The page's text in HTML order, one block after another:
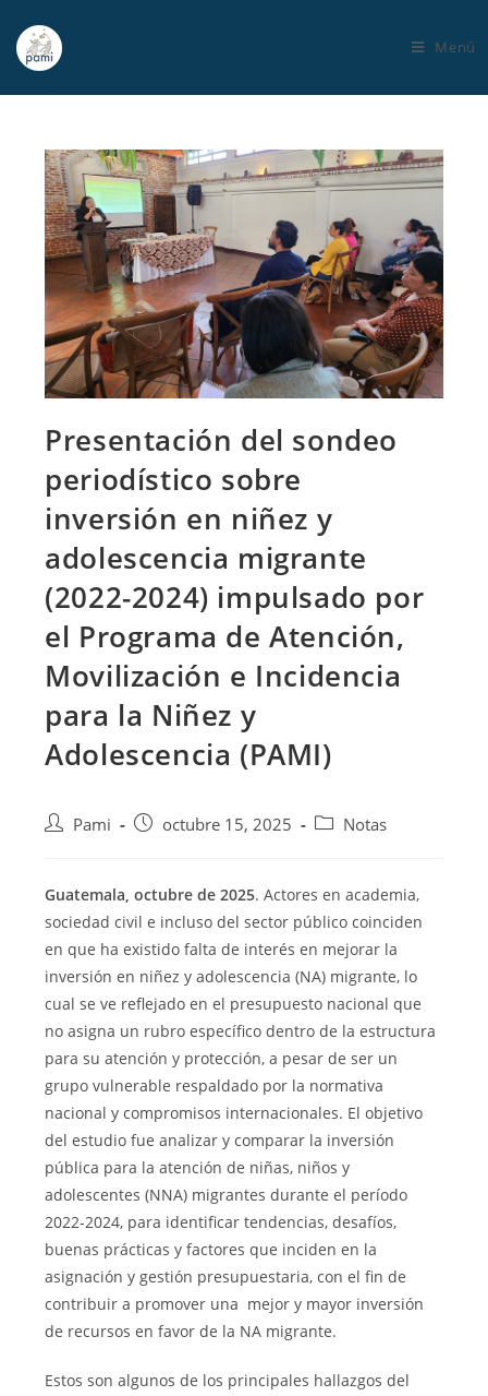
Menú
Presentación del sondeo
periodístico sobre
inversión en niñez y
adolescencia migrante
(2022-2024) impulsado por
el Programa de Atención,
Movilización e Incidencia
para la Niñez y
Adolescencia (PAMI)
Pami octubre 15, 2025 Notas
Guatemala, octubre de 2025. Actores en academia,
sociedad civil e incluso del sector público coinciden
en que ha existido falta de interés en mejorar la
inversión en niñez y adolescencia (NA) migrante, lo
cual se ve reflejado en el presupuesto nacional que
no asigna un rubro específico dentro de la estructura
para su atención y protección, a pesar de ser un
grupo vulnerable respaldado por la normativa
nacional y compromisos internacionales. El objetivo
del estudio fue analizar y comparar la inversión
pública para la atención de niñas, niños y
adolescentes (NNA) migrantes durante el período
2022-2024, para identificar tendencias, desafíos,
buenas prácticas y factores que inciden en la
asignación y gestión presupuestaria, con el fin de
contribuir a promover una mejor y mayor inversión
de recursos en favor de la NA migrante.
Estos son algunos de los principales hallazgos del